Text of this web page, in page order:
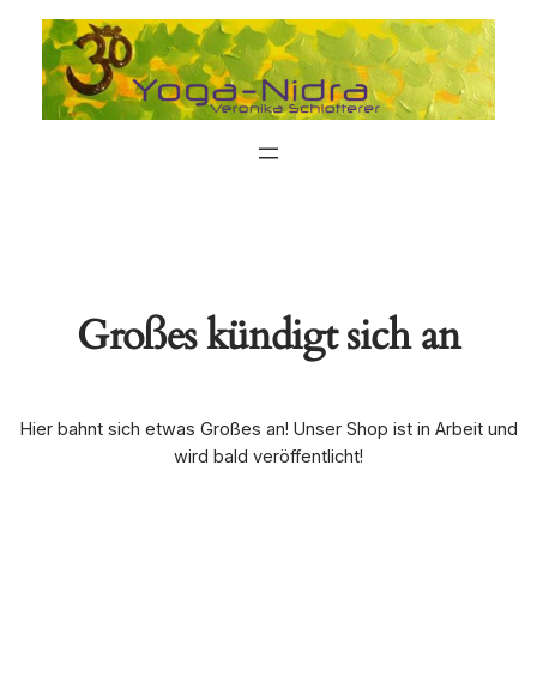
Großes kündigt sich an
Hier bahnt sich etwas Großes an! Unser Shop ist in Arbeit und
wird bald veröffentlicht!